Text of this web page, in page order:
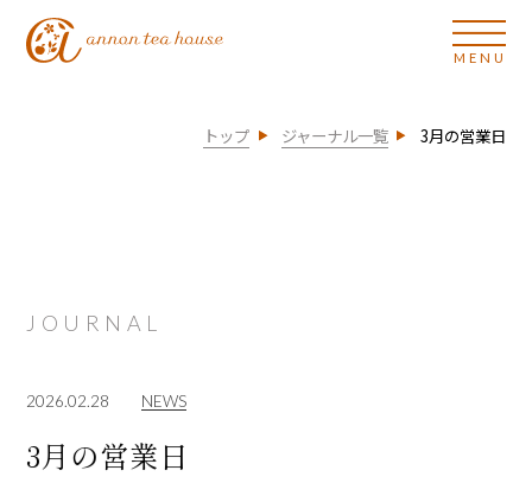
トップ ジャーナル一覧 3月の営業日
JOURNAL
2026.02.28 NEWS
3月の営業日